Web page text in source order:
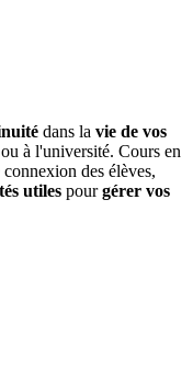
dans la vie de vos
à l'université. Cours en
des élèves,
utiles pourgérer vos